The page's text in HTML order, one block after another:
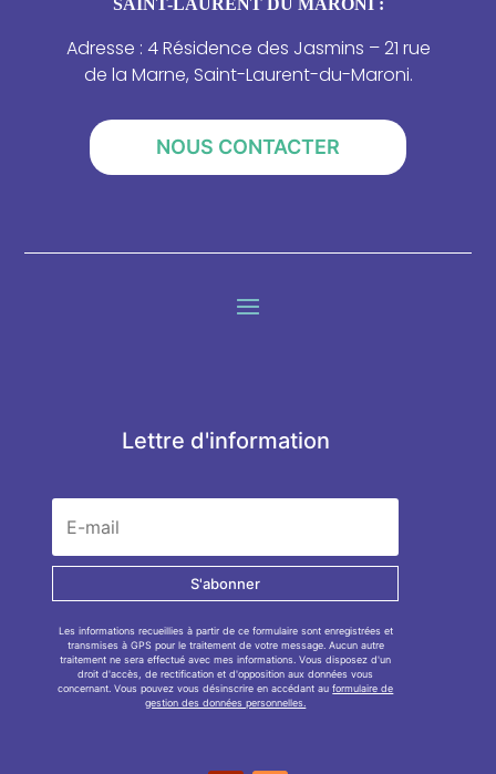
SAINT-LAURENT DU MARONI :
Adresse : 4 Résidence des Jasmins – 21 rue
de la Marne, Saint-Laurent-du-Maroni.
NOUS CONTACTER
Lettre d'information
S'abonner
Les informations recueillies à partir de ce formulaire sont enregistrées et
transmises à GPS pour le traitement de votre message. Aucun autre
traitement ne sera effectué avec mes informations. Vous disposez d'un
droit d'accès, de rectification et d'opposition aux données vous
concernant. Vous pouvez vous désinscrire en accédant auformulaire de
gestion des données personnelles.